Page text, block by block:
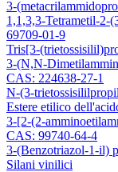
3-
1,1,3,3-Tetrametil-2-
69709-01-9
Tris[3-
3-(N,N-
CAS: 224638-27-1
N-(3-
Estere etilico
3-[2-(2-
CAS: 99740-64-4
3-(Benzotriazol-1-il)
Silani vinilici